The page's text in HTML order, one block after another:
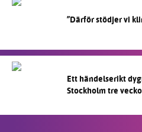
”Därför stödjer vi
Ett händelserikt
Stockholm tre